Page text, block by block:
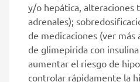
y/o hepática, alteraciones
adrenales);
de medicaciones (ver más
de glimepirida con
aumentar el riesgo de
controlar rápidamente la